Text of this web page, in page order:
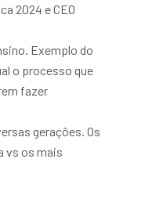
2024 e CEO
Exemplo do
o processo que
fazer
gerações. Os
vs os mais